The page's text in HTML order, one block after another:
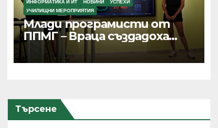
ИНФОРМАТИКА И ИТ НОВИНИ
УСПЕХИ
УЧИЛИЩНИ МЕРОПРИЯТИЯ
Млади програмисти от
ППМГ – Враца създадоха
дигитални продукти с
реално приложение и
Търсене